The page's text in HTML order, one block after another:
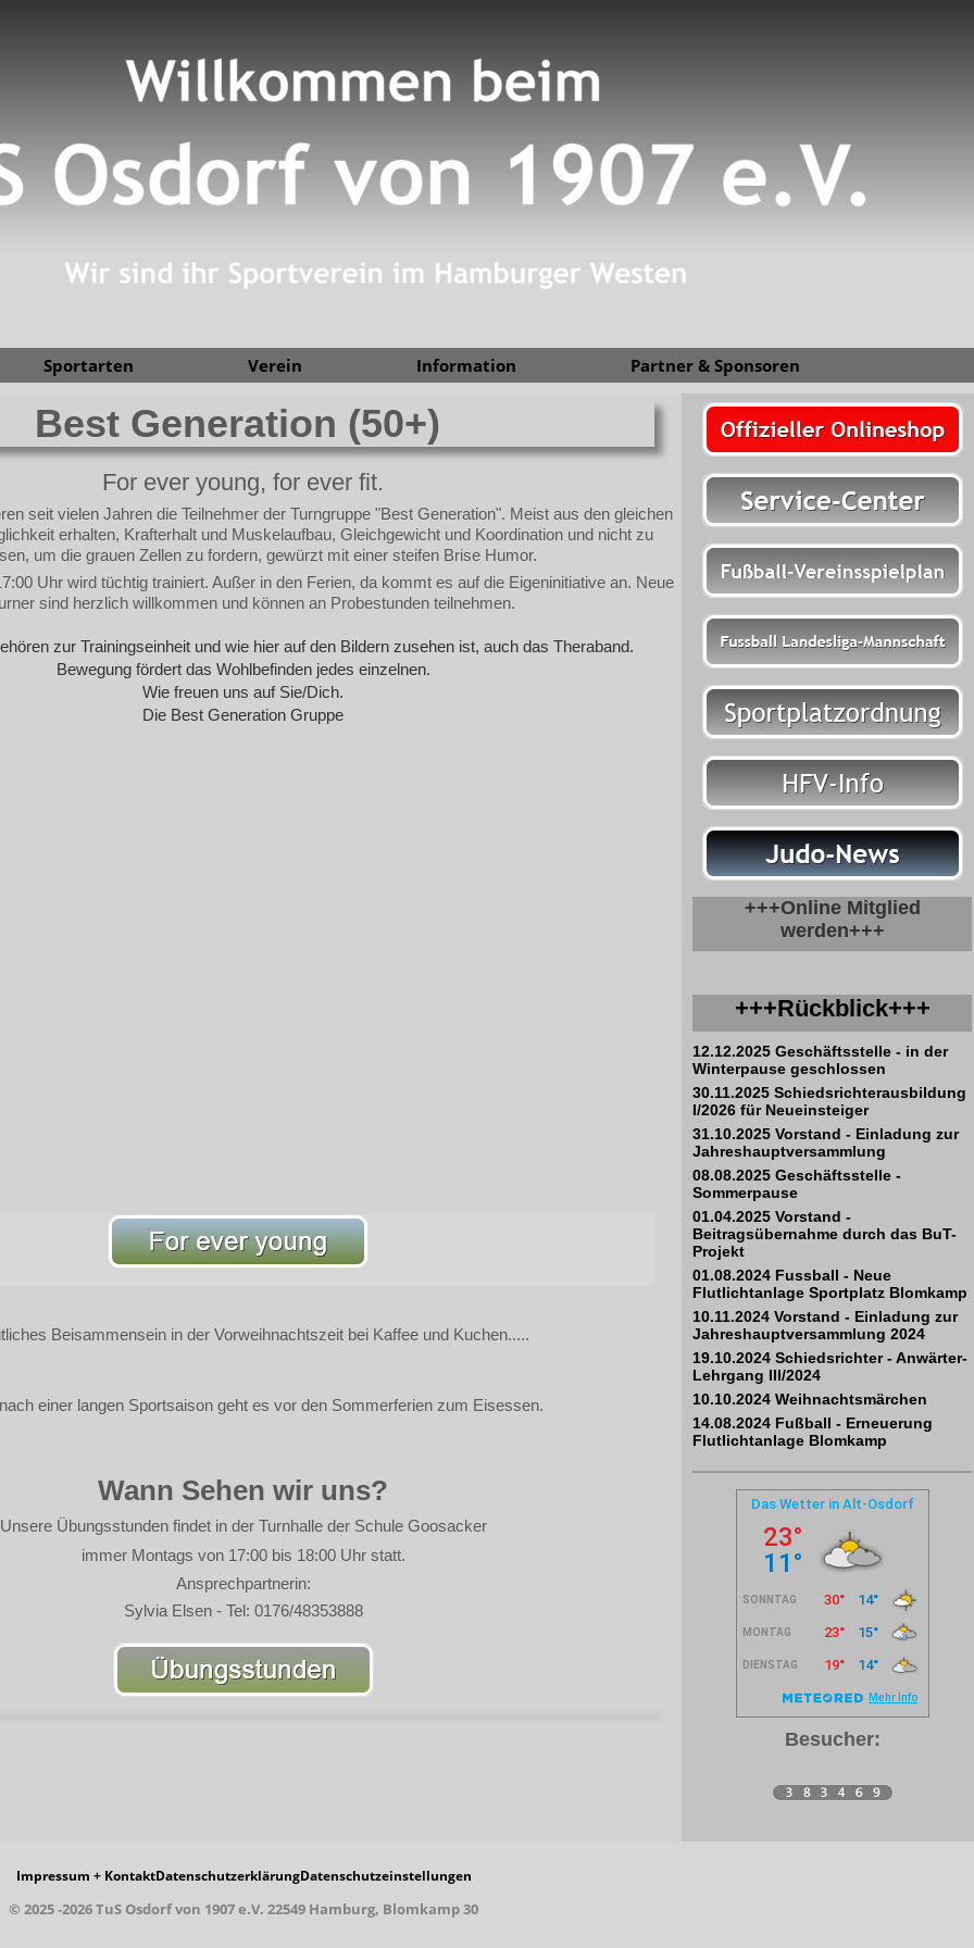
Sportarten Verein Information Partner & Sponsoren
Best Generation (50+)
For ever young, for ever fit.
seit vielen Jahren die Teilnehmer der Turngruppe "Best Generation". Meist aus den gleichen
erhalten, Krafterhalt und Muskelaufbau, Gleichgewicht und Koordination und nicht zu
um die grauen Zellen zu fordern, gewürzt mit einer steifen Brise Humor.
Uhr wird tüchtig trainiert. Außer in den Ferien, da kommt es auf die Eigeninitiative an. Neue
sind herzlich willkommen und können an Probestunden teilnehmen.
zur Trainingseinheit und wie hier auf den Bildern zusehen ist, auch das Theraband.
Bewegung fördert das Wohlbefinden jedes einzelnen.
Wie freuen uns auf Sie/Dich.
Die Best Generation Gruppe
Beisammensein in der Vorweihnachtszeit bei Kaffee und Kuchen.....
einer langen Sportsaison geht es vor den Sommerferien zum Eisessen.
Wann Sehen wir uns?
Unsere Übungsstunden findet in der Turnhalle der Schule Goosacker
immer Montags von 17:00 bis 18:00 Uhr statt.
Ansprechpartnerin:
Sylvia Elsen - Tel: 0176/48353888
+++Online Mitglied
werden+++
+++Rückblick+++
12.12.2025 Geschäftsstelle - in der
Winterpause geschlossen
30.11.2025 Schiedsrichterausbildung
I/2026 für Neueinsteiger
31.10.2025 Vorstand - Einladung zur
Jahreshauptversammlung
08.08.2025 Geschäftsstelle -
Sommerpause
01.04.2025 Vorstand -
Beitragsübernahme durch das BuT-
Projekt
01.08.2024 Fussball - Neue
Flutlichtanlage Sportplatz Blomkamp
10.11.2024 Vorstand - Einladung zur
Jahreshauptversammlung 2024
19.10.2024 Schiedsrichter - Anwärter-
Lehrgang III/2024
10.10.2024 Weihnachtsmärchen
14.08.2024 Fußball - Erneuerung
Flutlichtanlage Blomkamp
Besucher:
Impressum + KontaktDatenschutzerklärungDatenschutzeinstellungen
© 2025 -2026 TuS Osdorf von 1907 e.V. 22549 Hamburg, Blomkamp 30